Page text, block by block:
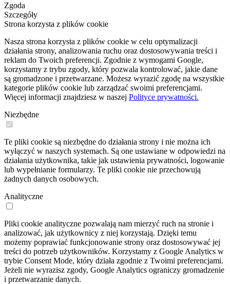
Zgoda
Szczegóły
Strona korzysta z plików cookie
Nasza strona korzysta z plików cookie w celu optymalizacji
działania strony, analizowania ruchu oraz dostosowywania treści i
reklam do Twoich preferencji. Zgodnie z wymogami Google,
korzystamy z trybu zgody, który pozwala kontrolować, jakie dane
są gromadzone i przetwarzane. Możesz wyrazić zgodę na wszystkie
kategorie plików cookie lub zarządzać swoimi preferencjami.
Więcej informacji znajdziesz w naszej Polityce prywatności.
Niezbędne
Te pliki cookie są niezbędne do działania strony i nie można ich
wyłączyć w naszych systemach. Są one ustawiane w odpowiedzi na
działania użytkownika, takie jak ustawienia prywatności, logowanie
lub wypełnianie formularzy. Te pliki cookie nie przechowują
żadnych danych osobowych.
Analityczne
Pliki cookie analityczne pozwalają nam mierzyć ruch na stronie i
analizować, jak użytkownicy z niej korzystają. Dzięki temu
możemy poprawiać funkcjonowanie strony oraz dostosowywać jej
treści do potrzeb użytkowników. Korzystamy z Google Analytics w
trybie Consent Mode, który działa zgodnie z Twoimi preferencjami.
Jeżeli nie wyrazisz zgody, Google Analytics ograniczy gromadzenie
i przetwarzanie danych.